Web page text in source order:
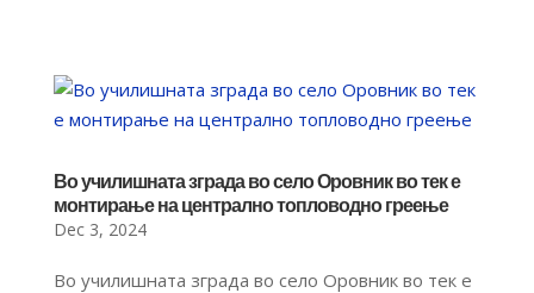
Во училишната зграда во село Оровник во тек е
монтирање на централно топловодно греење
Dec 3, 2024
Во училишната зграда во село Оровник во тек е